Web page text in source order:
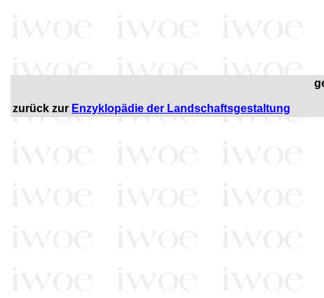
zurück zur Enzyklopädie der Landschaftsgestaltung